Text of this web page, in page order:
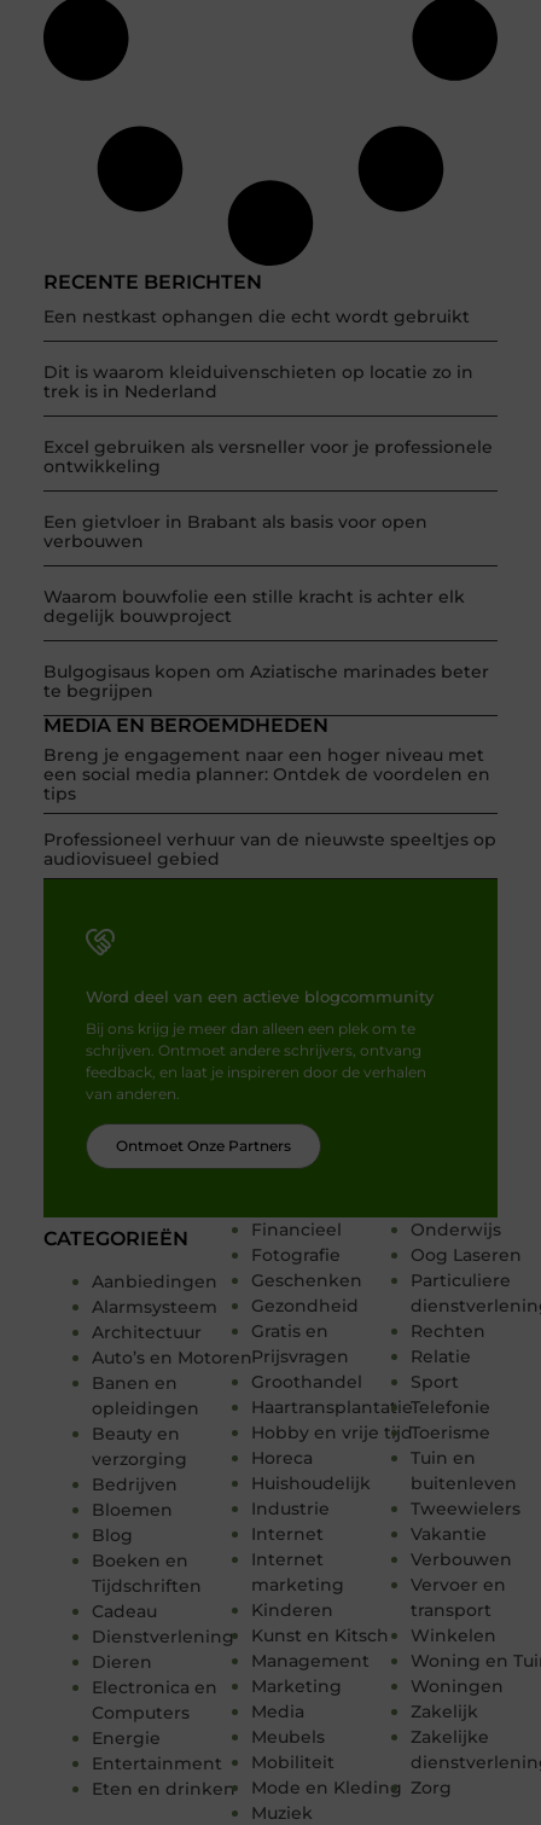
RECENTE BERICHTEN
Een nestkast ophangen die echt wordt gebruikt
Dit is waarom kleiduivenschieten op locatie zo in
trek is in Nederland
Excel gebruiken als versneller voor je professionele
ontwikkeling
Een gietvloer in Brabant als basis voor open
verbouwen
Waarom bouwfolie een stille kracht is achter elk
degelijk bouwproject
Bulgogisaus kopen om Aziatische marinades beter
te begrijpen
CATEGORIEËN
Aanbiedingen
Alarmsysteem
Architectuur
Auto’s en Motoren
Banen en
opleidingen
Beauty en
verzorging
Bedrijven
Bloemen
Blog
Boeken en
Tijdschriften
Cadeau
Dienstverlening
Dieren
Electronica en
Computers
Energie
Entertainment
Eten en drinken
Financieel
Fotografie
Geschenken
Gezondheid
Gratis en
Prijsvragen
Groothandel
Haartransplantatie
Hobby en vrije tijd
Horeca
Huishoudelijk
Industrie
Internet
Internet
marketing
Kinderen
Kunst en Kitsch
Management
Marketing
Media
Meubels
Mobiliteit
Mode en Kleding
Muziek
Onderwijs
Oog Laseren
Particuliere
Rechten
Relatie
Sport
Telefonie
Toerisme
Tuin en
buitenleven
Tweewielers
Vakantie
Verbouwen
Vervoer en
transport
Winkelen
Woning en
Woningen
Zakelijk
Zakelijke
Zorg
MEDIA EN BEROEMDHEDEN
Breng je engagement naar een hoger niveau met
een social media planner: Ontdek de voordelen en
tips
Professioneel verhuur van de nieuwste speeltjes op
audiovisueel gebied
Word deel van een actieve blogcommunity
Bij ons krijg je meer dan alleen een plek om te
schrijven. Ontmoet andere schrijvers, ontvang
feedback, en laat je inspireren door de verhalen
van anderen.
Ontmoet Onze Partners